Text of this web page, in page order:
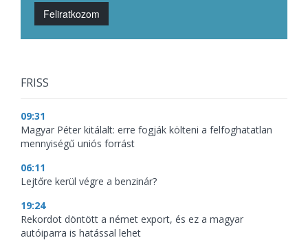
Feliratkozom
FRISS
09:31
Magyar Péter kitálalt: erre fogják költeni a felfoghatatlan
mennyiségű uniós forrást
06:11
Lejtőre kerül végre a benzinár?
19:24
Rekordot döntött a német export, és ez a magyar
autóiparra is hatással lehet